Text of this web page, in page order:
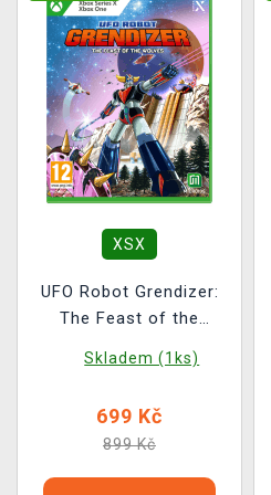
XSX
UFO Robot Grendizer:
The Feast of the
Skladem (1ks)
699 Kč
899 Kč